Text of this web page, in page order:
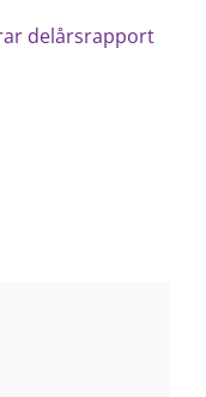
delårsrapport